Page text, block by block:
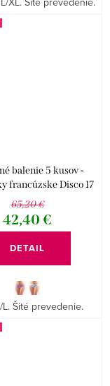
balenie 5 kusov -
francúzske Disco 17
14151P
65,20 €
42,40 €
DETAIL
L. Šité prevedenie.